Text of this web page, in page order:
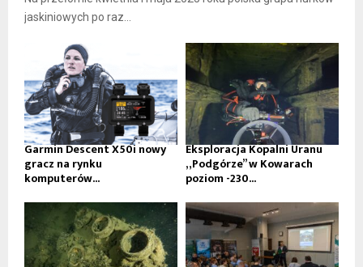
jaskiniowych po raz...
Garmin Descent X50i nowy
gracz na rynku
komputerów...
Eksploracja Kopalni Uranu
„Podgórze” w Kowarach
poziom -230...